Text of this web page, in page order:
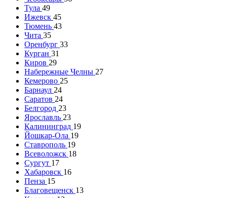
Тула 49
Ижевск 45
Тюмень 43
Чита 35
Оренбург 33
Курган 31
Киров 29
Набережные Челны 27
Кемерово 25
Барнаул 24
Саратов 24
Белгород 23
Ярославль 23
Калининград 19
Йошкар-Ола 19
Ставрополь 19
Всеволожск 18
Сургут 17
Хабаровск 16
Пенза 15
Благовещенск 13